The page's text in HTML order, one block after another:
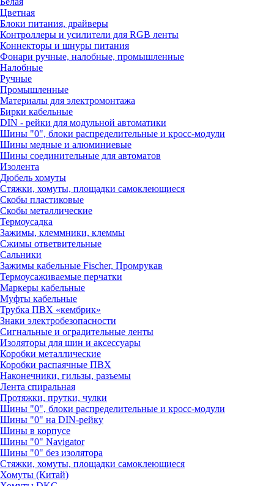
Цветная
Блоки питания, драйверы
Контроллеры и усилители для RGB ленты
Коннекторы и шнуры питания
Фонари ручные, налобные, промышленные
Налобные
Ручные
Промышленные
Материалы для электромонтажа
Бирки кабельные
DIN - рейки для модульной автоматики
Шины "0", блоки распределительные и кросс-модули
Шины медные и алюминиевые
Шины соединительные для автоматов
Изолента
Дюбель хомуты
Стяжки, хомуты, площадки самоклеющиеся
Скобы пластиковые
Скобы металлические
Термоусадка
Зажимы, клеммники, клеммы
Сжимы ответвительные
Сальники
Зажимы кабельные Fischer, Промрукав
Термоусаживаемые перчатки
Маркеры кабельные
Муфты кабельные
Трубка ПВХ «кембрик»
Знаки электробезопасности
Сигнальные и оградительные ленты
Изоляторы для шин и аксессуары
Коробки металлические
Коробки распаячные ПВХ
Наконечники, гильзы, разъемы
Лента спиральная
Протяжки, прутки, чулки
Шины "0", блоки распределительные и кросс-модули
Шины "0" на DIN-рейку
Шины в корпусе
Шины "0" Navigator
Шины "0" без изолятора
Стяжки, хомуты, площадки самоклеющиеся
Хомуты (Китай)